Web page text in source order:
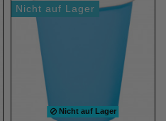
Nicht auf Lager
Nicht auf Lager